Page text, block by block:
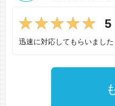
5
迅速に対応してもらいました